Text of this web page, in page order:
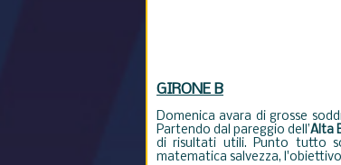
GIRONE B
Domenica avara di grosse
Partendo dal pareggio dell’Alta
di risultati utili. Punto tutto
matematica salvezza,